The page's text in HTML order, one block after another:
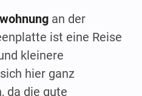
an der
ist eine Reise
kleinere
hier ganz
da die gute